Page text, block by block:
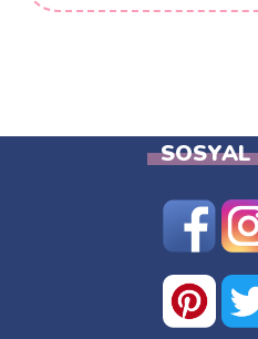
SOSYAL